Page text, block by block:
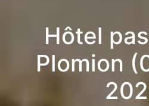
Hôtel
Plomion